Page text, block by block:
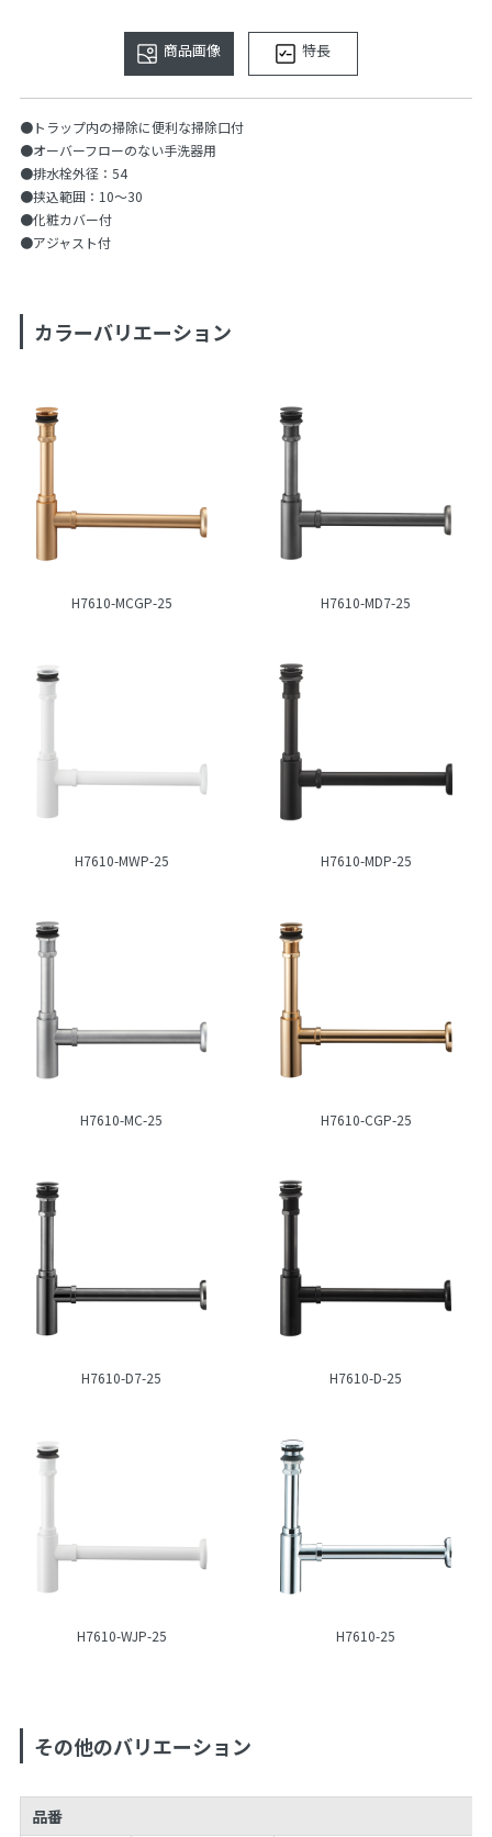
商品画像 特長
●トラップ内の掃除に便利な掃除口付
●オーバーフローのない手洗器用
●排水栓外径：54
●挟込範囲：10〜30
●化粧カバー付
●アジャスト付
カラーバリエーション
H7610-MCGP-25 H7610-MD7-25
H7610-MWP-25 H7610-MDP-25
H7610-MC-25 H7610-CGP-25
H7610-D7-25 H7610-D-25
H7610-WJP-25 H7610-25
その他のバリエーション
品番